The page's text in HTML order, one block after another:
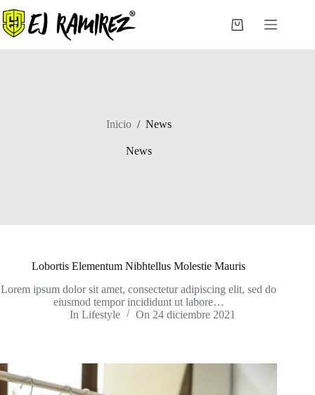
al
contenido
Carro
Inicio / News
News
Lobortis Elementum Nibhtellus Molestie Mauris
Lorem ipsum dolor sit amet, consectetur adipiscing elit, sed do
eiusmod tempor incididunt ut labore…
In Lifestyle On 24 diciembre 2021